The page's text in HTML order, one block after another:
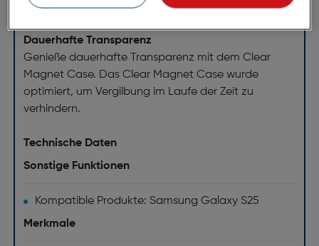
magnetischen Accessoires kombinierst.
Dauerhafte Transparenz
Genieße dauerhafte Transparenz mit dem Clear
Magnet Case. Das Clear Magnet Case wurde
optimiert, um Vergilbung im Laufe der Zeit zu
verhindern.
Technische Daten
Sonstige Funktionen
Kompatible Produkte: Samsung Galaxy S25
Merkmale